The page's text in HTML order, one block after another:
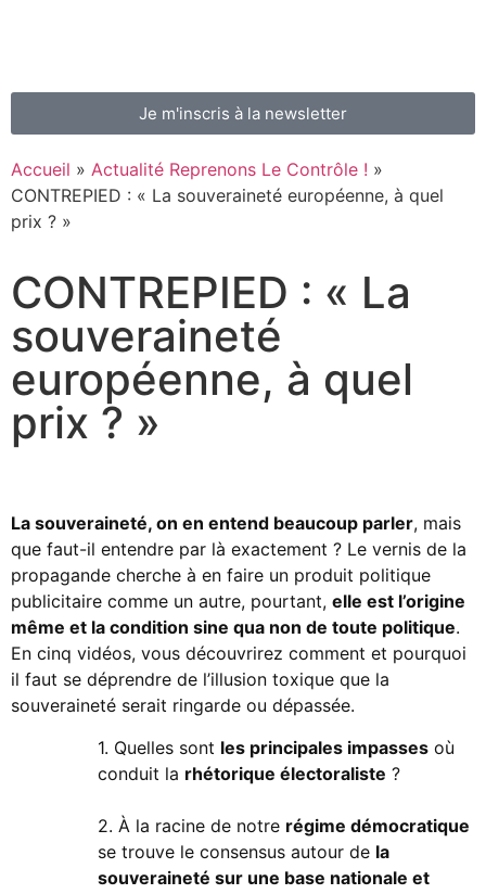
Je m'inscris à la newsletter
Accueil » Actualité Reprenons Le Contrôle ! »
CONTREPIED : « La souveraineté européenne, à quel
prix ? »
CONTREPIED : « La
souveraineté
européenne, à quel
prix ? »
La souveraineté, on en entend beaucoup parler, mais
que faut-il entendre par là exactement ? Le vernis de la
propagande cherche à en faire un produit politique
publicitaire comme un autre, pourtant, elle est l’origine
même et la condition sine qua non de toute politique.
En cinq vidéos, vous découvrirez comment et pourquoi
il faut se déprendre de l’illusion toxique que la
souveraineté serait ringarde ou dépassée.
1. Quelles sont les principales impasses où
conduit la rhétorique électoraliste ?
2. À la racine de notre régime démocratique
se trouve le consensus autour de la
souveraineté sur une base nationale et